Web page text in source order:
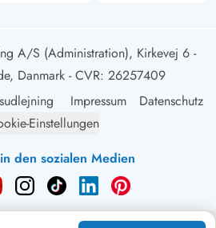
A/S (Administration), Kirkevej 6 -
Danmark - CVR: 26257409
Impressum
Datenschutz
Einstellungen
den sozialen Medien